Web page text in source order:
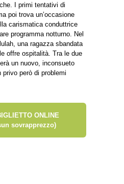
I primi tentativi di
poi trova un’occasione
carismatica conduttrice
programma notturno. Nel
una ragazza sbandata
offre ospitalità. Tra le due
un nuovo, inconsueto
però di problemi
ONLINE
sovrapprezzo)